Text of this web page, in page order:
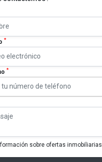
*
*
sobre ofertas inmobiliarias